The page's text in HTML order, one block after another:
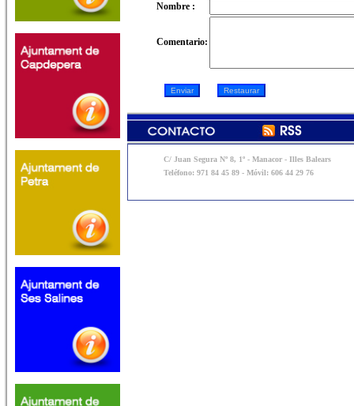
Nombre :
Comentario:
C/ Juan Segura Nº 8, 1º - Manacor - Illes Balears
Teléfono: 971 84 45 89 - Móvil: 606 44 29 76